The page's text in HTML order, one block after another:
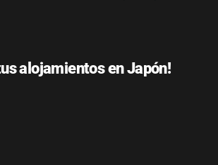
alojamientos en Japón!